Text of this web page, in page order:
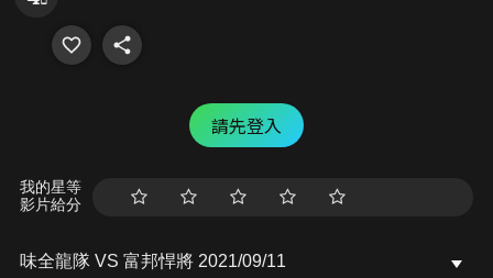
請先登入
我的星等
影片給分
味全龍隊 VS 富邦悍將 2021/09/11